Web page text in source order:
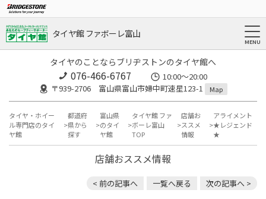
タイヤ館 ファボーレ富山
タイヤのことならブリヂストンのタイヤ館へ
076-466-6767
10:00～20:00
〒939-2706 富山県富山市婦中町速星123-1
Map
タイヤ・ホイー
ル専門店のタイ
ヤ館
都道府
県から
探す
富山県
のタイ
ヤ館
タイヤ館 ファ
ボーレ富山
TOP
店舗お
ススメ
情報
アライメント
★レジェンド
★
店舗おススメ情報
< 前の記事へ 一覧へ戻る 次の記事へ >